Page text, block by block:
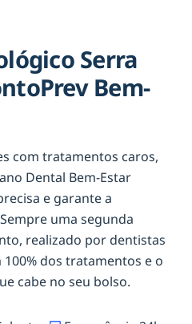
Serra
Bem-
com tratamentos caros,
Dental Bem-Estar
e garante a
uma segunda
realizado por dentistas
dos tratamentos e o
cabe no seu bolso.